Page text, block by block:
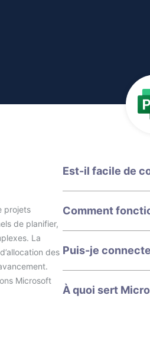
projets
de planifier,
La
des
Microsoft
Est-il facile de
Comment
Puis-je
À quoi sert